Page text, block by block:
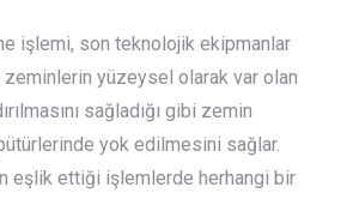
işlemi, son teknolojik ekipmanlar
zeminlerin yüzeysel olarak var olan
sağladığı gibi zemin
yok edilmesini sağlar.
eşlik ettiği işlemlerde herhangi bir